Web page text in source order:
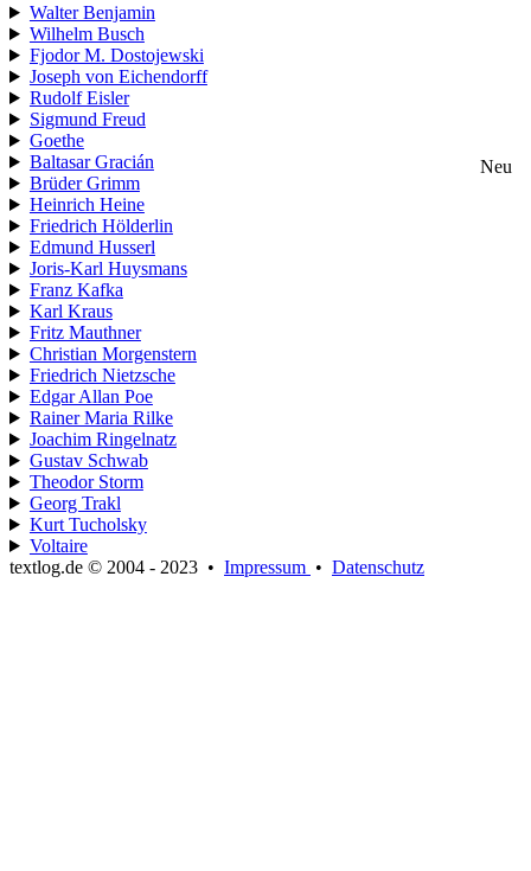
Walter Benjamin
Wilhelm Busch
Fjodor M. Dostojewski
Joseph von Eichendorff
Rudolf Eisler
Sigmund Freud
Goethe
Baltasar Gracián
Neu
Brüder Grimm
Heinrich Heine
Friedrich Hölderlin
Edmund Husserl
Joris-Karl Huysmans
Franz Kafka
Karl Kraus
Fritz Mauthner
Christian Morgenstern
Friedrich Nietzsche
Edgar Allan Poe
Rainer Maria Rilke
Joachim Ringelnatz
Gustav Schwab
Theodor Storm
Georg Trakl
Kurt Tucholsky
Voltaire
textlog.de © 2004 - 2023 • Impressum • Datenschutz